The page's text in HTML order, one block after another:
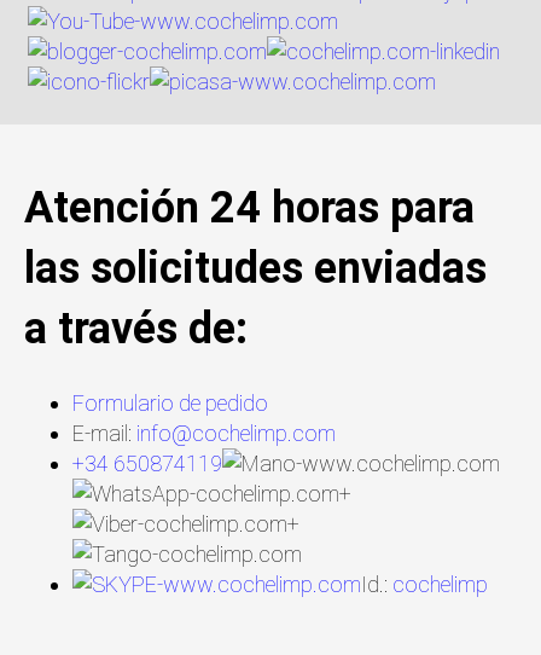
Atención 24 horas para
las solicitudes enviadas
a través de:
Formulario de pedido
E-mail: info@cochelimp.com
+34 650874119
+
+
Id.: cochelimp